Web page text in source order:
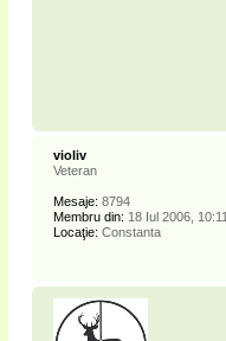
violiv
Veteran
Mesaje: 8794
Membru din: 18 Iul 2006, 10:11
Locaţie: Constanta